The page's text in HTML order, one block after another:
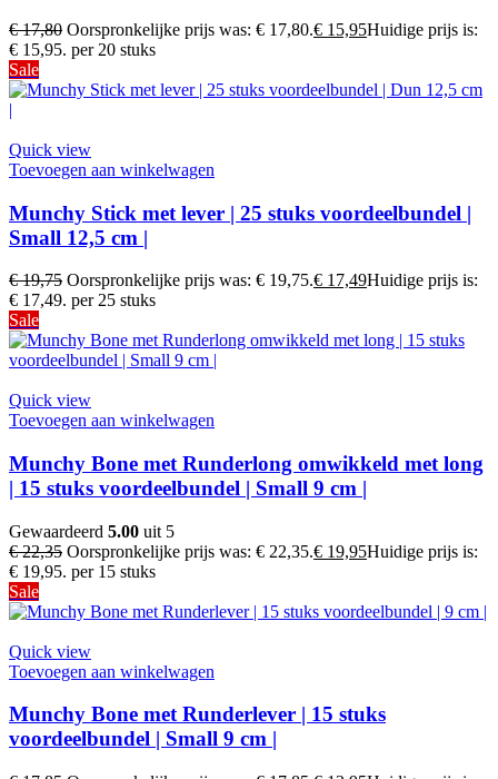
€17,80 Oorspronkelijke prijs was: € 17,80.€ 15,95Huidige prijs is:
€ 15,95. per 20 stuks
Sale
Quick view
Toevoegen aan winkelwagen
Munchy Stick met lever | 25 stuks voordeelbundel |
Small 12,5 cm |
€19,75 Oorspronkelijke prijs was: € 19,75.€ 17,49Huidige prijs is:
€ 17,49. per 25 stuks
Sale
Quick view
Toevoegen aan winkelwagen
Munchy Bone met Runderlong omwikkeld met long
| 15 stuks voordeelbundel | Small 9 cm |
Gewaardeerd 5.00 uit 5
€22,35 Oorspronkelijke prijs was: € 22,35.€ 19,95Huidige prijs is:
€ 19,95. per 15 stuks
Sale
Quick view
Toevoegen aan winkelwagen
Munchy Bone met Runderlever | 15 stuks
voordeelbundel | Small 9 cm |